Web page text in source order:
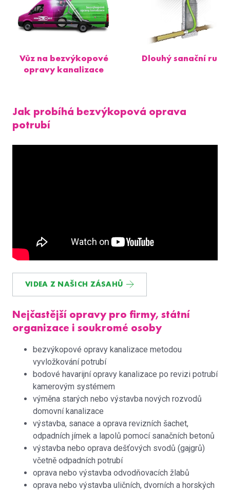
Vůz na bezvýkopové
opravy kanalizace
Dlouhý sanační
Jak probíhá bezvýkopová oprava
potrubí
VIDEA Z NAŠICH ZÁSAHŮ
Nejčastější opravy pro firmy, státní
organizace i soukromé osoby
bezvýkopové opravy kanalizace metodou
vyvložkování potrubí
bodové havarijní opravy kanalizace po revizi potrubí
kamerovým systémem
výměna starých nebo výstavba nových rozvodů
domovní kanalizace
výstavba, sanace a oprava revizních šachet,
odpadních jímek a lapolů pomocí sanačních betonů
výstavba nebo oprava dešťových svodů (gajgrů)
včetně odpadních potrubí
oprava nebo výstavba odvodňovacích žlabů
oprava nebo výstavba uličních, dvorních a horských